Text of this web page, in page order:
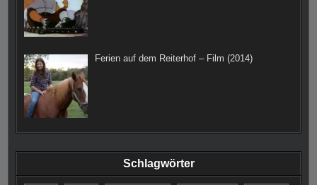
Ferien auf dem Reiterhof – Film (2014)
Schlagwörter